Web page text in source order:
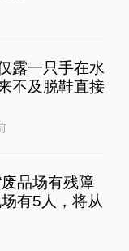
露一只手在水
不及脱鞋直接
品场有残障
有5人，将从